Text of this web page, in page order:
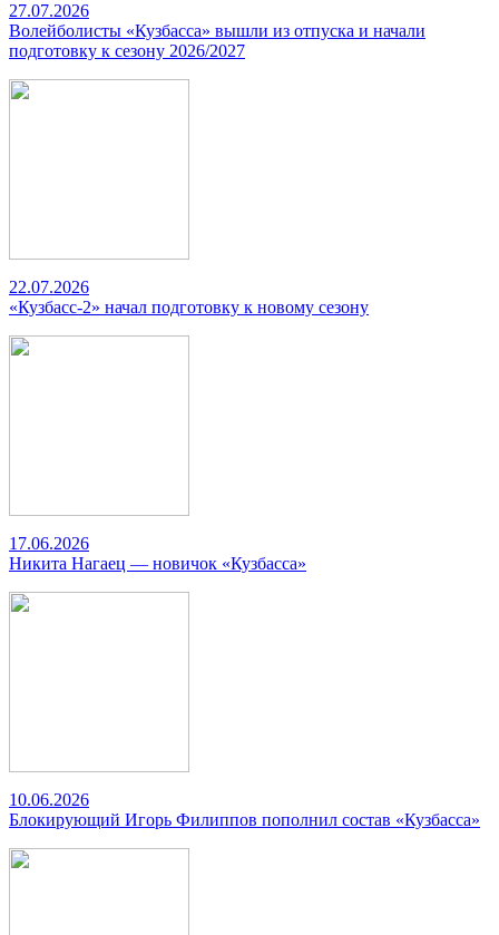
27.07.2026
Волейболисты «Кузбасса» вышли из отпуска и начали
подготовку к сезону 2026/2027
22.07.2026
«Кузбасс-2» начал подготовку к новому сезону
17.06.2026
Никита Нагаец — новичок «Кузбасса»
10.06.2026
Блокирующий Игорь Филиппов пополнил состав «Кузбасса»